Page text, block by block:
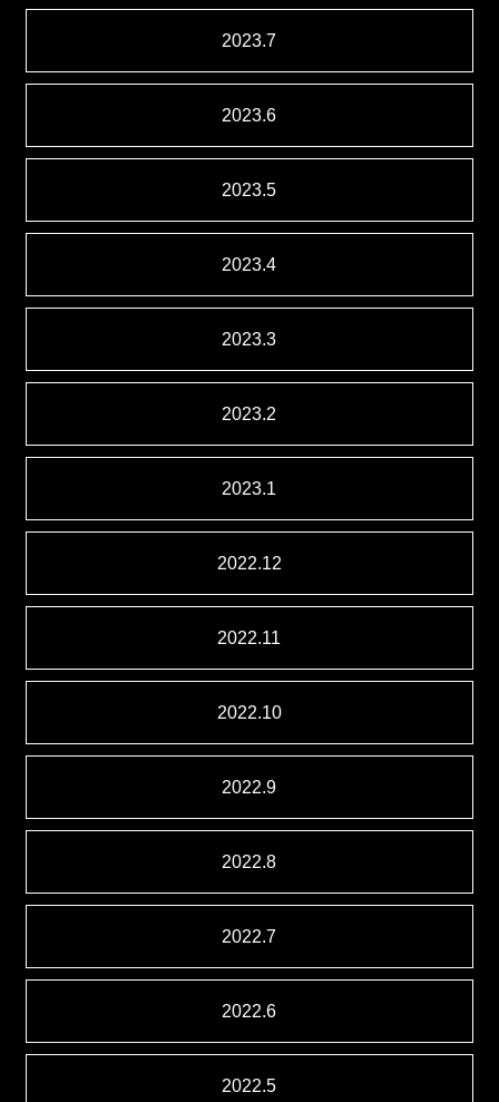
2023.7
2023.6
2023.5
2023.4
2023.3
2023.2
2023.1
2022.12
2022.11
2022.10
2022.9
2022.8
2022.7
2022.6
2022.5